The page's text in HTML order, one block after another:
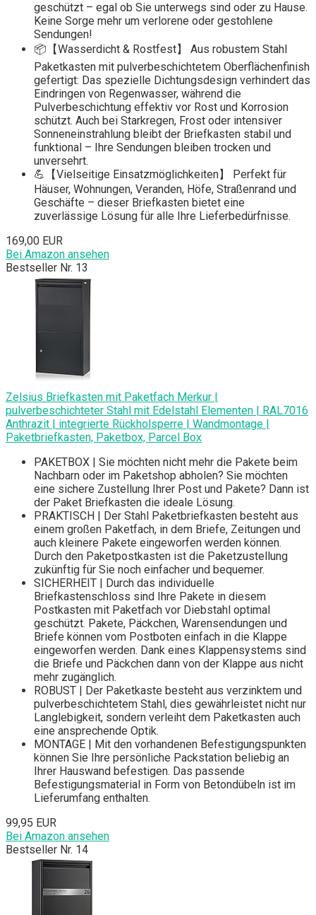
geschützt – egal ob Sie unterwegs sind oder zu Hause.
Keine Sorge mehr um verlorene oder gestohlene
Sendungen!
📦【Wasserdicht & Rostfest】 Aus robustem Stahl
Paketkasten mit pulverbeschichtetem Oberflächenfinish
gefertigt: Das spezielle Dichtungsdesign verhindert das
Eindringen von Regenwasser, während die
Pulverbeschichtung effektiv vor Rost und Korrosion
schützt. Auch bei Starkregen, Frost oder intensiver
Sonneneinstrahlung bleibt der Briefkasten stabil und
funktional – Ihre Sendungen bleiben trocken und
unversehrt.
💪【Vielseitige Einsatzmöglichkeiten】 Perfekt für
Häuser, Wohnungen, Veranden, Höfe, Straßenrand und
Geschäfte – dieser Briefkasten bietet eine
zuverlässige Lösung für alle Ihre Lieferbedürfnisse.
169,00 EUR
Bei Amazon ansehen
Bestseller Nr. 13
Zelsius Briefkasten mit Paketfach Merkur |
pulverbeschichteter Stahl mit Edelstahl Elementen | RAL7016
Anthrazit | integrierte Rückholsperre | Wandmontage |
Paketbriefkasten, Paketbox, Parcel Box
PAKETBOX | Sie möchten nicht mehr die Pakete beim
Nachbarn oder im Paketshop abholen? Sie möchten
eine sichere Zustellung Ihrer Post und Pakete? Dann ist
der Paket Briefkasten die ideale Lösung.
PRAKTISCH | Der Stahl Paketbriefkasten besteht aus
einem großen Paketfach, in dem Briefe, Zeitungen und
auch kleinere Pakete eingeworfen werden können.
Durch den Paketpostkasten ist die Paketzustellung
zukünftig für Sie noch einfacher und bequemer.
SICHERHEIT | Durch das individuelle
Briefkastenschloss sind Ihre Pakete in diesem
Postkasten mit Paketfach vor Diebstahl optimal
geschützt. Pakete, Päckchen, Warensendungen und
Briefe können vom Postboten einfach in die Klappe
eingeworfen werden. Dank eines Klappensystems sind
die Briefe und Päckchen dann von der Klappe aus nicht
mehr zugänglich.
ROBUST | Der Paketkaste besteht aus verzinktem und
pulverbeschichtetem Stahl, dies gewährleistet nicht nur
Langlebigkeit, sondern verleiht dem Paketkasten auch
eine ansprechende Optik.
MONTAGE | Mit den vorhandenen Befestigungspunkten
können Sie Ihre persönliche Packstation beliebig an
Ihrer Hauswand befestigen. Das passende
Befestigungsmaterial in Form von Betondübeln ist im
Lieferumfang enthalten.
99,95 EUR
Bei Amazon ansehen
Bestseller Nr. 14